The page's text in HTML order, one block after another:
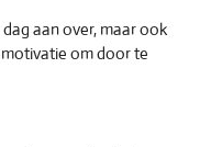
aan over, maar ook
om door te